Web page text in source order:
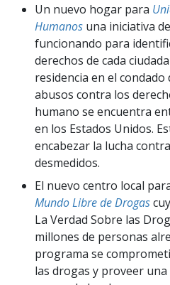
Un nuevo hogar para
Humanos una iniciativa
funcionando para
derechos de cada
residencia en el condado
abusos contra los
humano se encuentra
en los Estados Unidos.
encabezar la lucha
desmedidos.
El nuevo centro local
Mundo Libre de Drogas
La Verdad Sobre las
millones de personas
programa se
las drogas y proveer